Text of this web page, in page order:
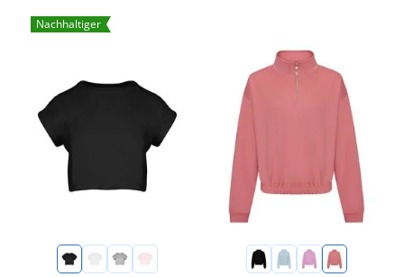
Nachhaltiger